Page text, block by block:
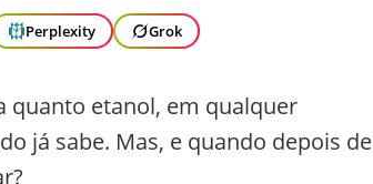
Perplexity Grok
quanto etanol, em qualquer
já sabe. Mas, e quando depois de